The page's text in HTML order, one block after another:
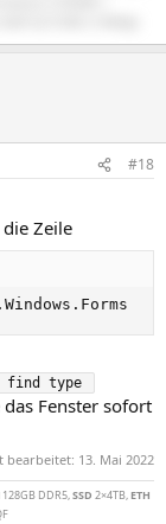
#18
Zeile
find type
Fenster sofort
bearbeitet: 13. Mai 2022
128GB DDR5,SSD 2×4TB, ETH